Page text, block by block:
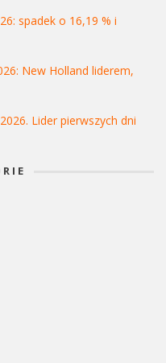
spadek o 16,19 % i
New Holland liderem,
Lider pierwszych dni